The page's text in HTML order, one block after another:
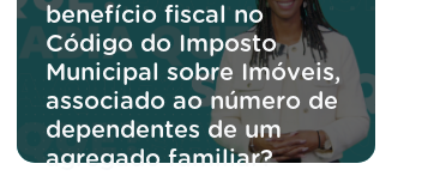
benefício fiscal no
Código do Imposto
Municipal sobre Imóveis,
associado ao número de
dependentes de um
agregado familiar?